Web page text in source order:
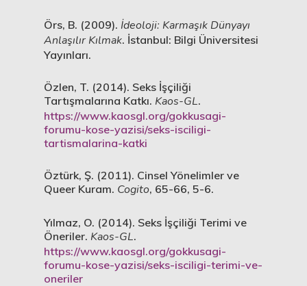
Örs, B. (2009). İdeoloji: Karmaşık Dünyayı
Anlaşılır Kılmak. İstanbul: Bilgi Üniversitesi
Yayınları.
Özlen, T. (2014). Seks İşçiliği
Tartışmalarına Katkı. Kaos-GL.
https://www.kaosgl.org/gokkusagi-
forumu-kose-yazisi/seks-isciligi-
tartismalarina-katki
Öztürk, Ş. (2011). Cinsel Yönelimler ve
Queer Kuram. Cogito, 65-66, 5-6.
Yılmaz, O. (2014). Seks İşçiliği Terimi ve
Öneriler. Kaos-GL.
https://www.kaosgl.org/gokkusagi-
forumu-kose-yazisi/seks-isciligi-terimi-ve-
oneriler